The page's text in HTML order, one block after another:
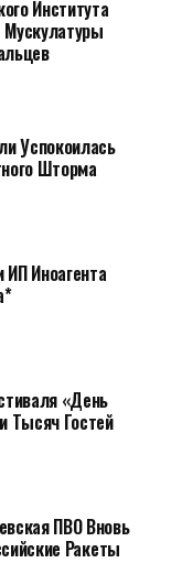
Института
Успокоилась
Шторма
Иноагента
«День
Тысяч Гостей
ПВО Вновь
Ракеты